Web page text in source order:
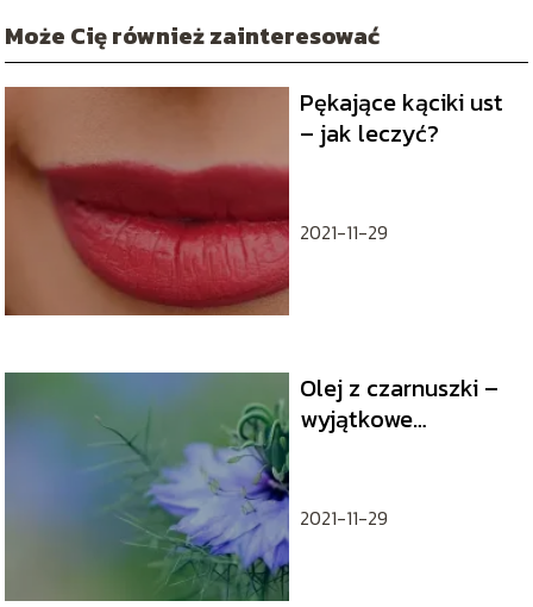
Może Cię również zainteresować
Pękające kąciki ust
– jak leczyć?
2021-11-29
Olej z czarnuszki –
wyjątkowe
2021-11-29